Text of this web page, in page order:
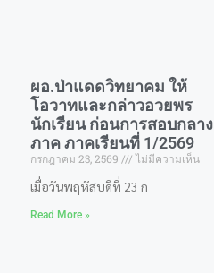
ผอ.ป่าแดดวิทยาคม ให้
โอวาทและกล่าวอวยพร
นักเรียน ก่อนการสอบกลาง
ภาค ภาคเรียนที่ 1/2569
กรกฎาคม 23, 2569 ไม่มีความเห็น
​เมื่อวันพฤหัสบดีที่ 23 ก
Read More »